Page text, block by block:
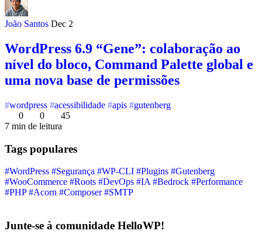
João Santos Dec 2
WordPress 6.9 “Gene”: colaboração ao
nível do bloco, Command Palette global e
uma nova base de permissões
wordpress acessibilidade apis
gutenberg
0
0
45
7 min de leitura
Tags populares
#WordPress #Segurança #WP-CLI #Plugins #Gutenberg
#WooCommerce #Roots #DevOps #IA #Bedrock #Performance
#PHP#Acorn #Composer#SMTP
Junte-se à comunidade HelloWP!